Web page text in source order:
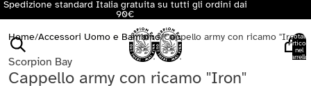
Spedizione standard Italia gratuita su tutti gli ordini dai
90€
Totale
articoli
nel
carrello:
Home/Accessori Uomo e Bambino/Cappello army con ricamo "Iron"
Scorpion Bay
Cappello army con ricamo "Iron"